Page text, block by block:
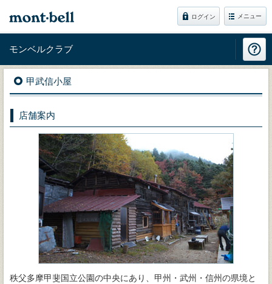
ログイン メニュー
モンベルクラブ
甲武信小屋
店舗案内
秩父多摩甲斐国立公園の中央にあり、甲州・武州・信州の県境と